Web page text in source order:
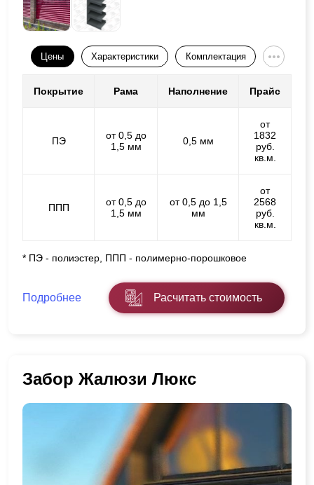
Цены Характеристики Комплектация
Покрытие Рама Наполнение Прайс
ПЭ
от 0,5 до
1,5 мм
0,5 мм
от
1832
руб.
кв.м.
ППП
от 0,5 до
1,5 мм
от 0,5 до 1,5
мм
от
2568
руб.
кв.м.
* ПЭ - полиэстер, ППП - полимерно-порошковое
Подробнее Расчитать стоимость
Забор Жалюзи Люкс